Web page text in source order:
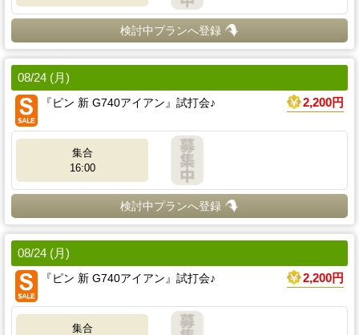
検討中プランへ登録
08/24 (月)
『ピン 新 G740アイアン』試打会♪
2,200円
集合
16:00
検討中プランへ登録
08/24 (月)
『ピン 新 G740アイアン』試打会♪
2,200円
集合